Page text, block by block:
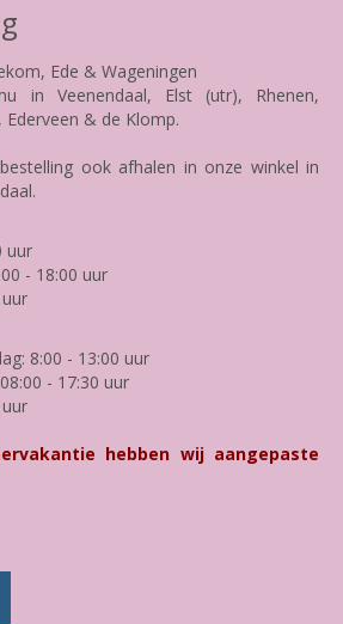
Ede & Wageningen
in Veenendaal, Elst (utr), Rhenen,
& de Klomp.
ook afhalen in onze winkel in
uur
- 18:00 uur
8:00 - 13:00 uur
- 17:30 uur
hebben wij aangepaste